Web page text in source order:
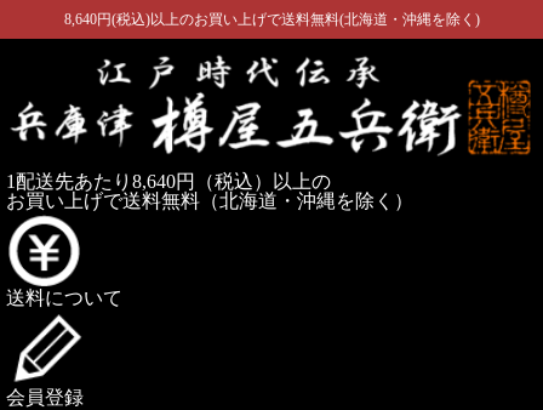
8,640円(税込)以上のお買い上げで送料無料(北海道・沖縄を除く)
1配送先あたり8,640円（税込）以上の
お買い上げで送料無料 （北海道・沖縄を除く）
送料について
会員登録